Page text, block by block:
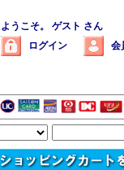
ようこそ。 ゲスト さん
ログイン
会